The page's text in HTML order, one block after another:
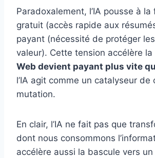
Paradoxalement, l’IA pousse à
gratuit (accès rapide aux
payant (nécessité de protéger
valeur). Cette tension accélère
Web devient payant plus vite
l’IA agit comme un catalyseur de
mutation.
En clair, l’IA ne fait pas que
dont nous consommons
accélère aussi la bascule vers